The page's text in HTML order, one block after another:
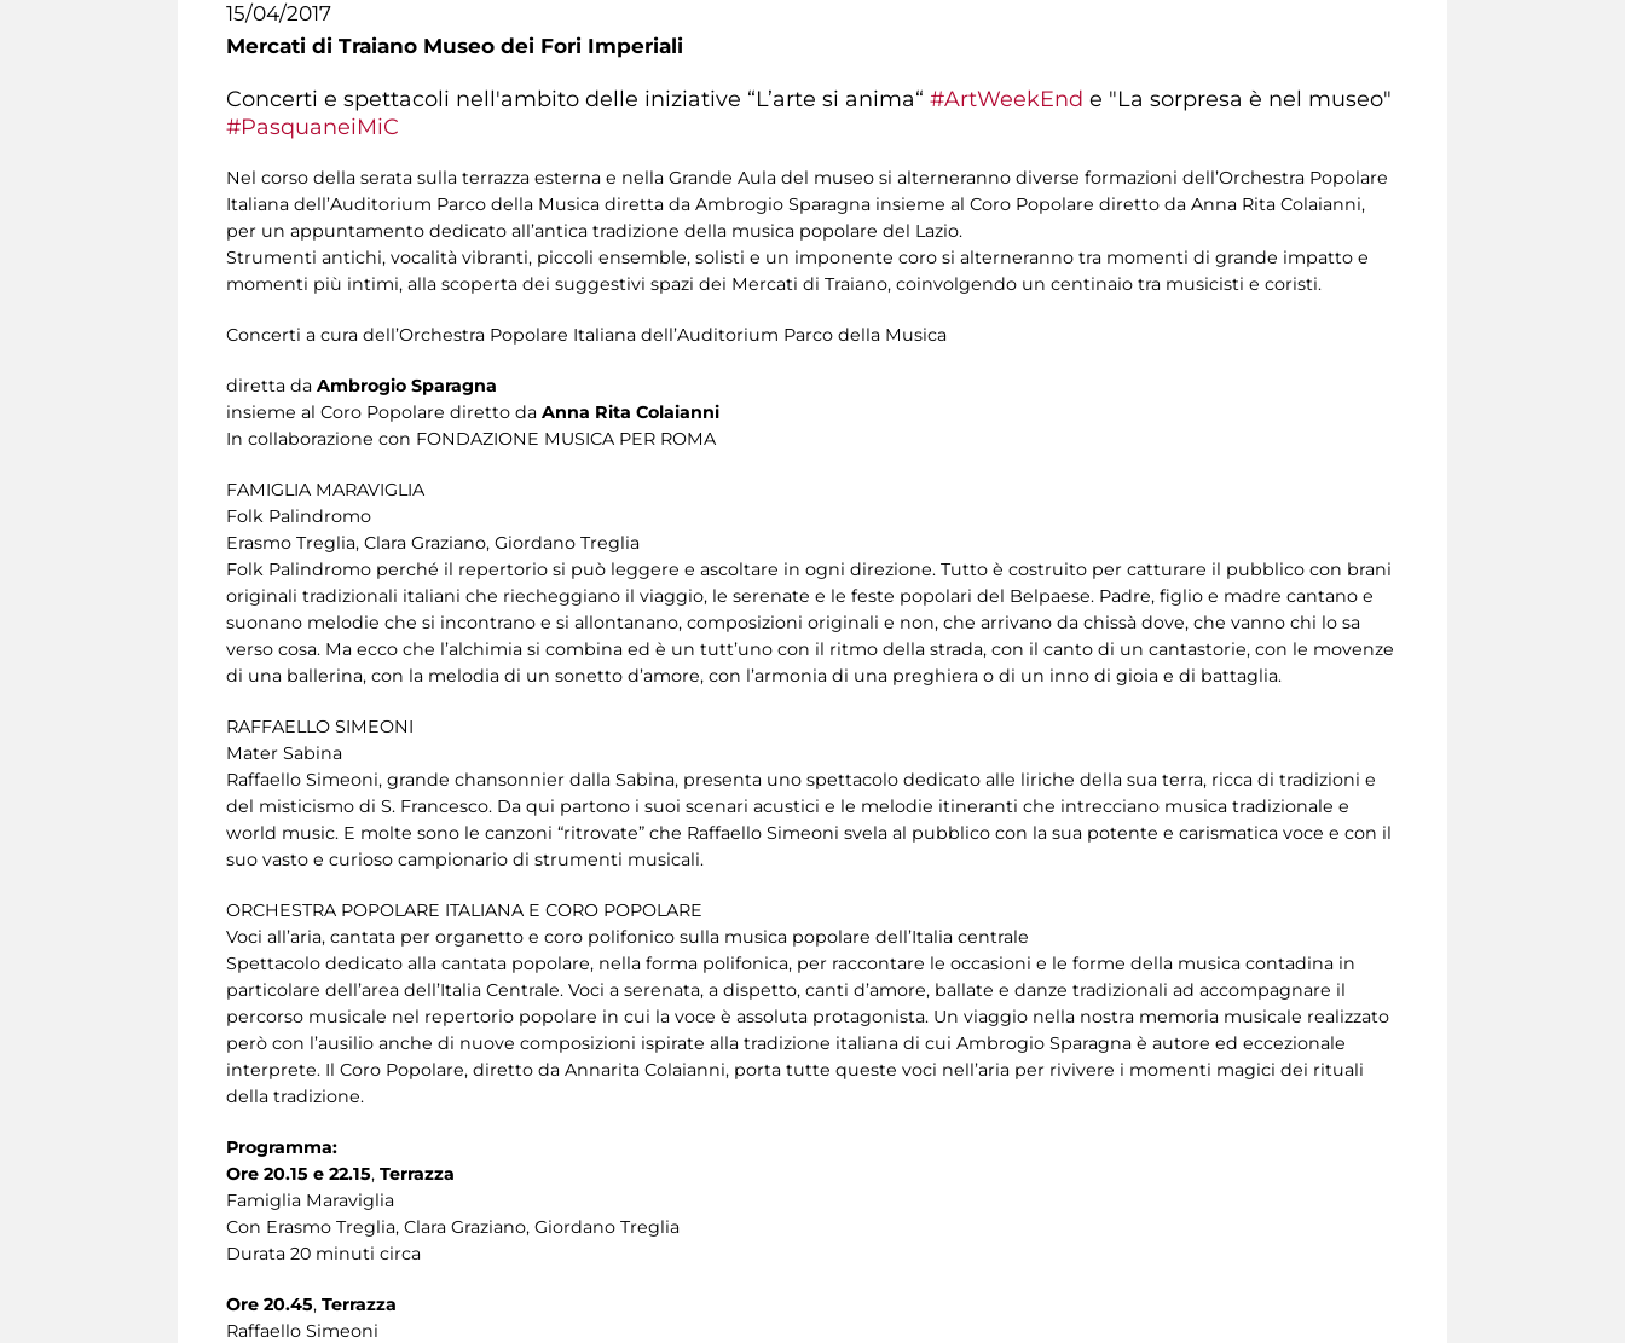
15/04/2017
Mercati di Traiano Museo dei Fori Imperiali
Concerti e spettacoli nell'ambito delle iniziative “L’arte si anima“ #ArtWeekEnd e "La sorpresa è nel museo"
#PasquaneiMiC
Nel corso della serata sulla terrazza esterna e nella Grande Aula del museo si alterneranno diverse formazioni dell’Orchestra Popolare
Italiana dell’Auditorium Parco della Musica diretta da Ambrogio Sparagna insieme al Coro Popolare diretto da Anna Rita Colaianni,
per un appuntamento dedicato all’antica tradizione della musica popolare del Lazio.
Strumenti antichi, vocalità vibranti, piccoli ensemble, solisti e un imponente coro si alterneranno tra momenti di grande impatto e
momenti più intimi, alla scoperta dei suggestivi spazi dei Mercati di Traiano, coinvolgendo un centinaio tra musicisti e coristi.
Concerti a cura dell’Orchestra Popolare Italiana dell’Auditorium Parco della Musica
diretta da Ambrogio Sparagna
insieme al Coro Popolare diretto da Anna Rita Colaianni
In collaborazione con FONDAZIONE MUSICA PER ROMA
FAMIGLIA MARAVIGLIA
Folk Palindromo
Erasmo Treglia, Clara Graziano, Giordano Treglia
Folk Palindromo perché il repertorio si può leggere e ascoltare in ogni direzione. Tutto è costruito per catturare il pubblico con brani
originali tradizionali italiani che riecheggiano il viaggio, le serenate e le feste popolari del Belpaese. Padre, figlio e madre cantano e
suonano melodie che si incontrano e si allontanano, composizioni originali e non, che arrivano da chissà dove, che vanno chi lo sa
verso cosa. Ma ecco che l’alchimia si combina ed è un tutt’uno con il ritmo della strada, con il canto di un cantastorie, con le movenze
di una ballerina, con la melodia di un sonetto d’amore, con l’armonia di una preghiera o di un inno di gioia e di battaglia.
RAFFAELLO SIMEONI
Mater Sabina
Raffaello Simeoni, grande chansonnier dalla Sabina, presenta uno spettacolo dedicato alle liriche della sua terra, ricca di tradizioni e
del misticismo di S. Francesco. Da qui partono i suoi scenari acustici e le melodie itineranti che intrecciano musica tradizionale e
world music. E molte sono le canzoni “ritrovate” che Raffaello Simeoni svela al pubblico con la sua potente e carismatica voce e con il
suo vasto e curioso campionario di strumenti musicali.
ORCHESTRA POPOLARE ITALIANA E CORO POPOLARE
Voci all’aria, cantata per organetto e coro polifonico sulla musica popolare dell’Italia centrale
Spettacolo dedicato alla cantata popolare, nella forma polifonica, per raccontare le occasioni e le forme della musica contadina in
particolare dell’area dell’Italia Centrale. Voci a serenata, a dispetto, canti d’amore, ballate e danze tradizionali ad accompagnare il
percorso musicale nel repertorio popolare in cui la voce è assoluta protagonista. Un viaggio nella nostra memoria musicale realizzato
però con l’ausilio anche di nuove composizioni ispirate alla tradizione italiana di cui Ambrogio Sparagna è autore ed eccezionale
interprete. Il Coro Popolare, diretto da Annarita Colaianni, porta tutte queste voci nell’aria per rivivere i momenti magici dei rituali
della tradizione.
Programma:
Ore 20.15 e 22.15, Terrazza
Famiglia Maraviglia
Con Erasmo Treglia, Clara Graziano, Giordano Treglia
Durata 20 minuti circa
Ore 20.45, Terrazza
Raffaello Simeoni